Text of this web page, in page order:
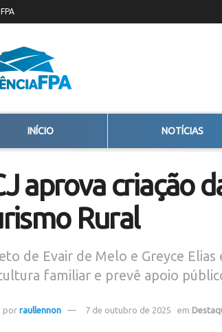
INÍCIO NOTÍCIAS
aprova criação
Rural
de Evair de Melo e Greyce
familiar e prevê apoio
por raullennon 7 de outubro de 2025 em